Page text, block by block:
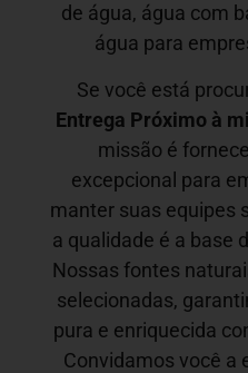
de água, água com
água para
Se você está
Entrega Próximo à
missão é
excepcional para
manter suas equipes
a qualidade é a base
Nossas fontes
selecionadas,
pura e enriquecida
Convidamos você a